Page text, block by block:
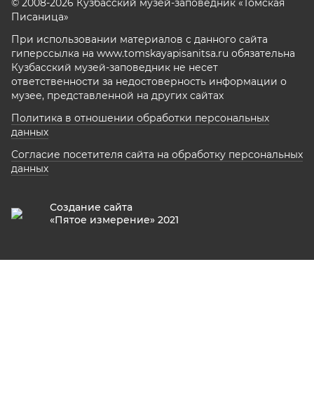
© 2008-2026 Кузбасский музей-заповедник «Томская
Писаница»
При использовании материалов с данного сайта
гиперссылка на www.tomskayapisanitsa.ru обязательна
Кузбасский музей-заповедник не несет
ответственности за недостоверность информации о
музее, представленной на других сайтах
Политика в отношении обработки персональных
данных
Согласие посетителя сайта на обработку персональных
данных
Создание сайта
«Пятое измерение» 2021